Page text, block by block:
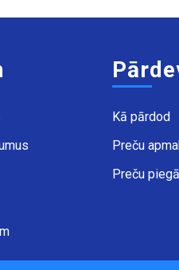
Kā pārdod
Preču
Preču